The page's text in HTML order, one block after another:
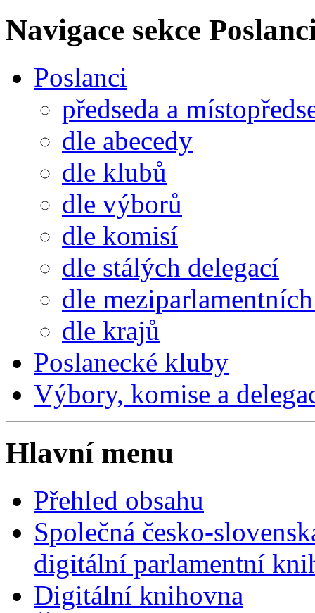
Navigace sekce
Poslanci
předseda a
dle abecedy
dle klubů
dle výborů
dle komisí
dle stálých delegací
dle
dle krajů
Poslanecké kluby
Výbory, komise a
Hlavní menu
Přehled obsahu
Společná česko-
digitální parlamentní
Digitální knihovna